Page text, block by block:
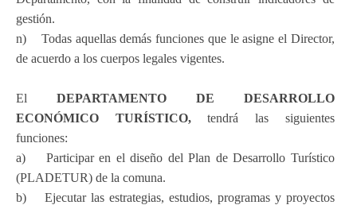
gestión.
n) Todas aquellas demás funciones que le asigne el Director,
de acuerdo a los cuerpos legales vigentes.
El DEPARTAMENTO DE DESARROLLO
ECONÓMICO TURÍSTICO,tendrá las siguientes
funciones:
a) Participar en el diseño del Plan de Desarrollo Turístico
(PLADETUR) de la comuna.
b) Ejecutar las estrategias, estudios, programas y proyectos